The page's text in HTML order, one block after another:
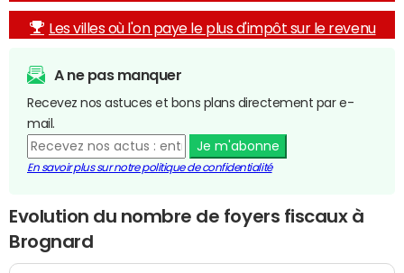
Les villes où l'on paye le plus d'impôt sur le revenu
A ne pas manquer
Recevez nos astuces et bons plans directement par e-
mail.
Je m'abonne
En savoir plus sur notre politique de confidentialité
Evolution du nombre de foyers fiscaux à
Brognard